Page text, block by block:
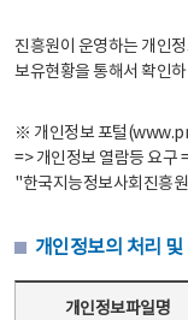
진흥원이 운영하는 개인
보유현황을 통해서 확인
※ 개인정보 포털
=> 개인정보 열람등 요구
"한국지능정보사회진흥
개인정보의 처리
개인정보파일명